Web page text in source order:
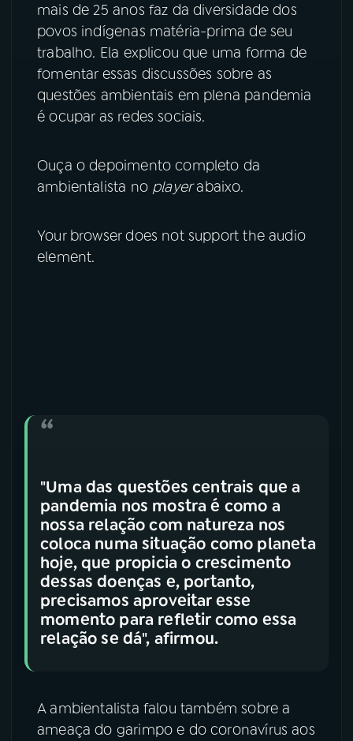
mais de 25 anos faz da diversidade dos
povos indígenas matéria-prima de seu
trabalho. Ela explicou que uma forma de
fomentar essas discussões sobre as
questões ambientais em plena pandemia
é ocupar as redes sociais.
Ouça o depoimento completo da
ambientalista no playerabaixo.
Your browser does not support the audio
element.
"Uma das questões centrais que a
pandemia nos mostra é como a
nossa relação com natureza nos
coloca numa situação como planeta
hoje, que propicia o crescimento
dessas doenças e, portanto,
precisamos aproveitar esse
momento para refletir como essa
relação se dá", afirmou.
A ambientalista falou também sobre a
ameaça do garimpo e do coronavírus aos